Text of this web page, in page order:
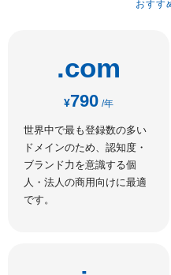
おすす
.com
¥790 /年
世界中で最も登録数の多い
ドメインのため、認知度・
ブランド力を意識する個
人・法人の商用向けに最適
です。